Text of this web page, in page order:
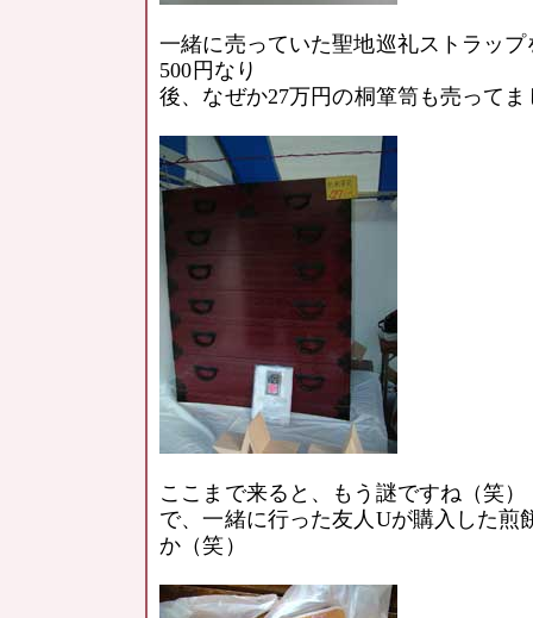
一緒に売っていた聖地巡礼ストラッ
500円なり
後、なぜか27万円の桐箪笥も売って
ここまで来ると、もう謎ですね（笑）
で、一緒に行った友人Uが購入した煎
か（笑）